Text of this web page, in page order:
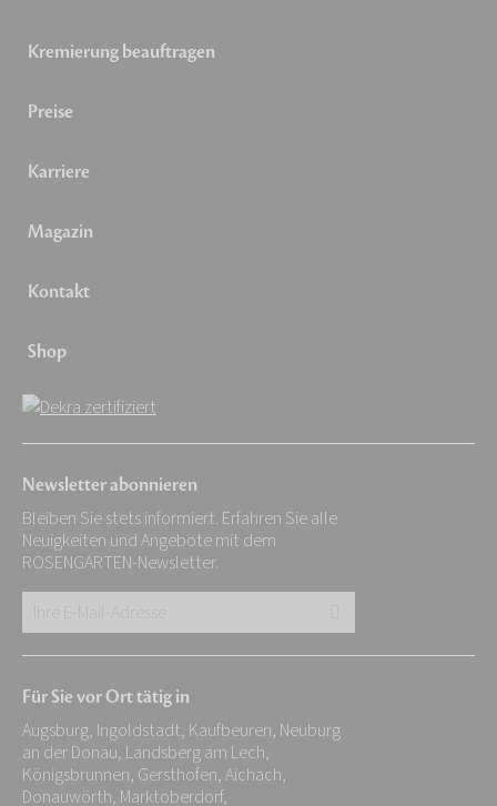
Kremierung beauftragen
Preise
Karriere
Magazin
Kontakt
Shop
Newsletter abonnieren
Bleiben Sie stets informiert. Erfahren Sie alle
Neuigkeiten und Angebote mit dem
ROSENGARTEN-Newsletter.
Adresse:
*
Für Sie vor Ort tätig in
Augsburg, Ingoldstadt, Kaufbeuren, Neuburg
an der Donau, Landsberg am Lech,
Königsbrunnen, Gersthofen, Aichach,
Donauwörth, Marktoberdorf,